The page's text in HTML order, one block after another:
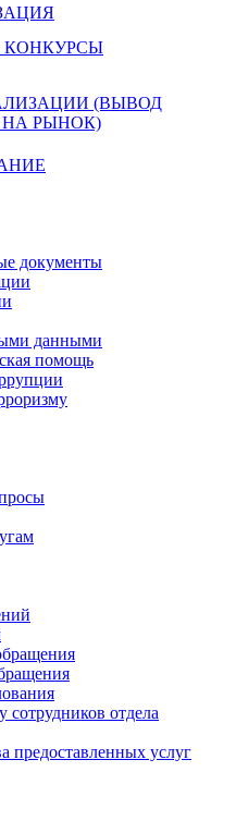
КОНКУРСЫ
(ВЫВОД
РЫНОК)
документы
данными
помощь
сотрудников отдела
предоставленных услуг